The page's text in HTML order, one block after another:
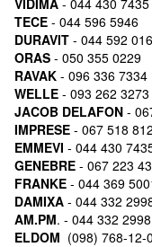
TECE - 044 596 5946
DURAVIT - 044 592
ORAS - 050 355 0229
RAVAK - 096 336 7334
WELLE - 093 262 3273
JACOB DELAFON -
IMPRESE - 067 518
EMMEVI - 044 430
GENEBRE - 067 223
FRANKE - 044 369
DAMIXA - 044 332
AM.PM. - 044 332
ELDOM (098) 768-12-